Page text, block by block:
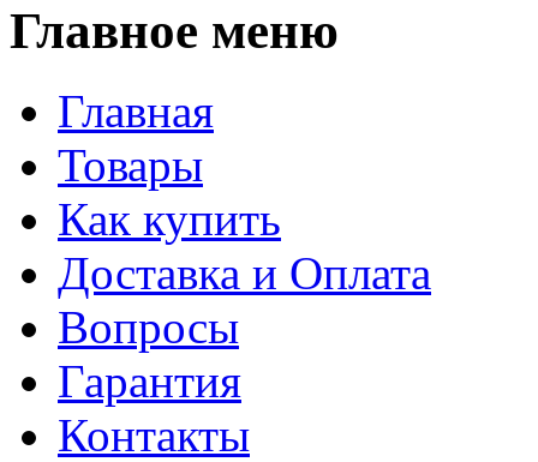
Главное меню
Главная
Товары
Как купить
Доставка и Оплата
Вопросы
Гарантия
Контакты